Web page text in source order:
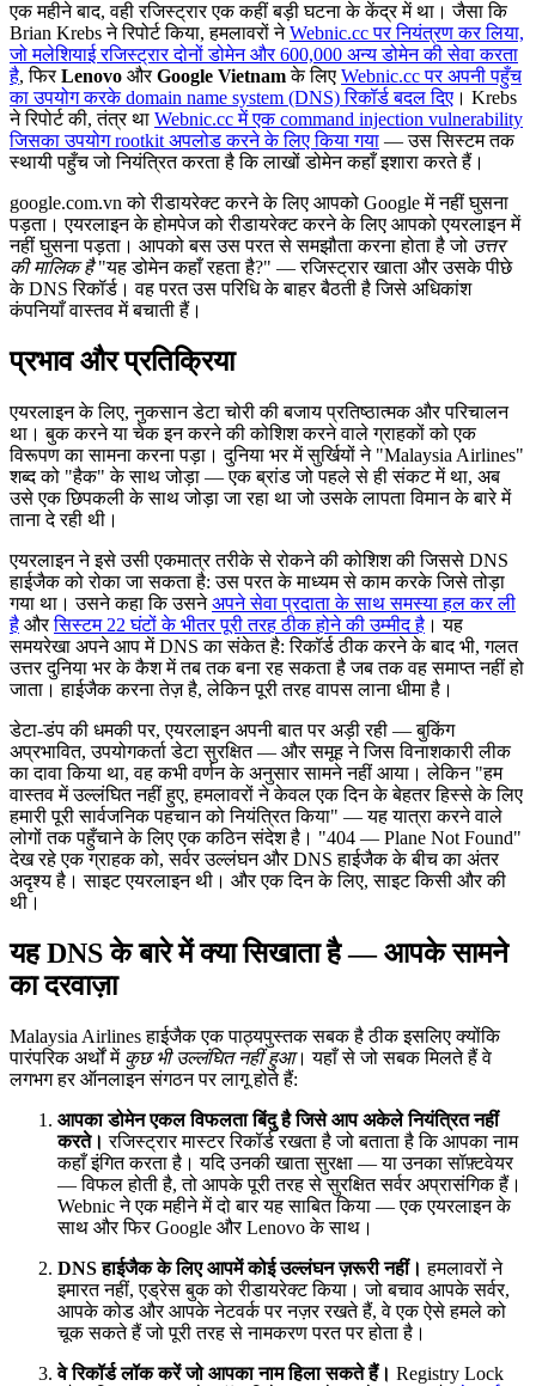
एक महीने बाद, वही रजिस्ट्रार एक कहीं बड़ी घटना के केंद्र में था। जैसा कि
Brian Krebs ने रिपोर्ट किया, हमलावरों नेWebnic.cc पर नियंत्रण कर लिया,
जो मलेशियाई रजिस्ट्रार दोनों डोमेन और 600,000 अन्य डोमेन की सेवा करता
है, फिरLenovo औरGoogle Vietnamके लिए Webnic.cc पर अपनी पहुँच
का उपयोग करके domain name system (DNS) रिकॉर्ड बदल दिए । Krebs
ने रिपोर्ट की, तंत्र था Webnic.cc में एक command injection vulnerability
जिसका उपयोग rootkit अपलोड करने के लिए किया गया — उस सिस्टम तक
स्थायी पहुँच जो नियंत्रित करता है कि लाखों डोमेन कहाँ इशारा करते हैं।
google.com.vn को रीडायरेक्ट करने के लिए आपको Google में नहीं घुसना
पड़ता। एयरलाइन के होमपेज को रीडायरेक्ट करने के लिए आपको एयरलाइन में
नहीं घुसना पड़ता। आपको बस उस परत से समझौता करना होता है जो उत्तर
की मालिक है"यह डोमेन कहाँ रहता है?" — रजिस्ट्रार खाता और उसके पीछे
के DNS रिकॉर्ड। वह परत उस परिधि के बाहर बैठती है जिसे अधिकांश
कंपनियाँ वास्तव में बचाती हैं।
प्रभाव और प्रतिक्रिया
एयरलाइन के लिए, नुकसान डेटा चोरी की बजाय प्रतिष्ठात्मक और परिचालन
था। बुक करने या चेक इन करने की कोशिश करने वाले ग्राहकों को एक
विरूपण का सामना करना पड़ा। दुनिया भर में सुर्खियों ने "Malaysia Airlines"
शब्द को "हैक" के साथ जोड़ा — एक ब्रांड जो पहले से ही संकट में था, अब
उसे एक छिपकली के साथ जोड़ा जा रहा था जो उसके लापता विमान के बारे में
ताना दे रही थी।
एयरलाइन ने इसे उसी एकमात्र तरीके से रोकने की कोशिश की जिससे DNS
हाईजैक को रोका जा सकता है: उस परत के माध्यम से काम करके जिसे तोड़ा
गया था। उसने कहा कि उसनेअपने सेवा प्रदाता के साथ समस्या हल कर ली
है औरसिस्टम 22 घंटों के भीतर पूरी तरह ठीक होने की उम्मीद है । यह
समयरेखा अपने आप में DNS का संकेत है: रिकॉर्ड ठीक करने के बाद भी, गलत
उत्तर दुनिया भर के कैश में तब तक बना रह सकता है जब तक वह समाप्त नहीं हो
जाता। हाईजैक करना तेज़ है, लेकिन पूरी तरह वापस लाना धीमा है।
डेटा-डंप की धमकी पर, एयरलाइन अपनी बात पर अड़ी रही — बुकिंग
अप्रभावित, उपयोगकर्ता डेटा सुरक्षित — और समूह ने जिस विनाशकारी लीक
का दावा किया था, वह कभी वर्णन के अनुसार सामने नहीं आया। लेकिन "हम
वास्तव में उल्लंघित नहीं हुए, हमलावरों ने केवल एक दिन के बेहतर हिस्से के लिए
हमारी पूरी सार्वजनिक पहचान को नियंत्रित किया" — यह यात्रा करने वाले
लोगों तक पहुँचाने के लिए एक कठिन संदेश है। "404 — Plane Not Found"
देख रहे एक ग्राहक को, सर्वर उल्लंघन और DNS हाईजैक के बीच का अंतर
अदृश्य है। साइट एयरलाइन थी। और एक दिन के लिए, साइट किसी और की
थी।
यह DNS के बारे में क्या सिखाता है — आपके सामने
का दरवाज़ा
Malaysia Airlines हाईजैक एक पाठ्यपुस्तक सबक है ठीक इसलिए क्योंकि
पारंपरिक अर्थों में कुछ भी उल्लंघित नहीं हुआ। यहाँ से जो सबक मिलते हैं वे
लगभग हर ऑनलाइन संगठन पर लागू होते हैं:
आपका डोमेन एकल विफलता बिंदु है जिसे आप अकेले नियंत्रित नहीं
करते। रजिस्ट्रार मास्टर रिकॉर्ड रखता है जो बताता है कि आपका नाम
कहाँ इंगित करता है। यदि उनकी खाता सुरक्षा — या उनका सॉफ़्टवेयर
— विफल होती है, तो आपके पूरी तरह से सुरक्षित सर्वर अप्रासंगिक हैं।
Webnic ने एक महीने में दो बार यह साबित किया — एक एयरलाइन के
साथ और फिर Google और Lenovo के साथ।
DNS हाईजैक के लिए आपमें कोई उल्लंघन ज़रूरी नहीं। हमलावरों ने
इमारत नहीं, एड्रेस बुक को रीडायरेक्ट किया। जो बचाव आपके सर्वर,
आपके कोड और आपके नेटवर्क पर नज़र रखते हैं, वे एक ऐसे हमले को
चूक सकते हैं जो पूरी तरह से नामकरण परत पर होता है।
वे रिकॉर्ड लॉक करें जो आपका नाम हिला सकते हैं। Registry Lock